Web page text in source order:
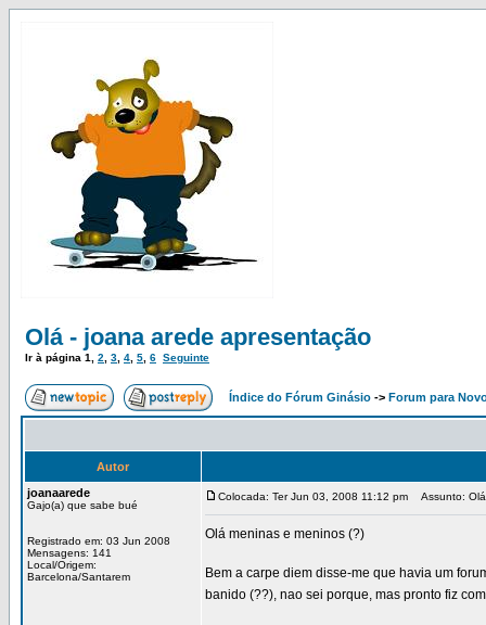
Olá - joana arede apresentação
Ir à página 1 2 3 4 5 6 Seguinte
Índice do Fórum Ginásio -> Forum para
Autor
joanaarede
Gajo(a) que sabe bué
Registrado em: 03 Jun 2008
Mensagens: 141
Local/Origem:
Barcelona/Santarem
Colocada: Ter Jun 03, 2008 11:12 pm Assunto:
Olá meninas e meninos (?)
Bem a carpe diem disse-me que havia um
banido (??), nao sei porque, mas pronto fiz